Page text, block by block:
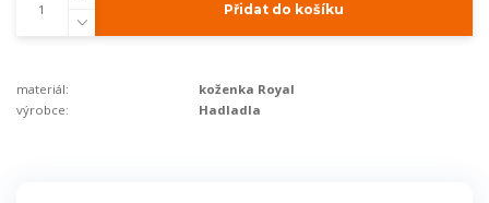
Přidat do košíku
materiál:
koženka Royal
výrobce:
Hadladla